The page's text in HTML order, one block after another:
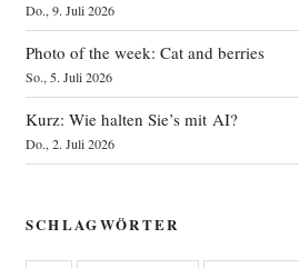
Do., 9. Juli 2026
Photo of the week: Cat and berries
So., 5. Juli 2026
Kurz: Wie halten Sie’s mit AI?
Do., 2. Juli 2026
SCHLAGWÖRTER